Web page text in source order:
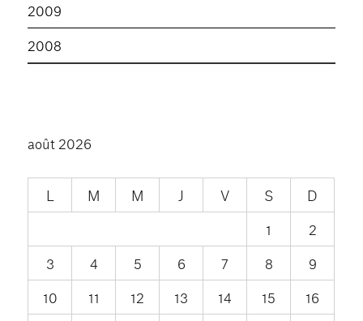
2009
2008
août 2026
L M M J V S
D
1
2
3
4 5 6 7 8
9
10
11 12 13 14 15
16